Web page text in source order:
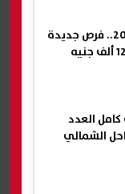
وظائف وزارة العمل 2026.. فرص جديدة
العدد
الشمالي